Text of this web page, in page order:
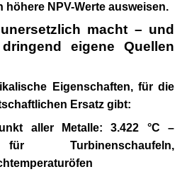
NPV-Werte ausweisen.
macht – und
eigene Quellen
Eigenschaften, für die
Ersatz gibt:
aller Metalle:3.422 °C –
Turbinenschaufeln,